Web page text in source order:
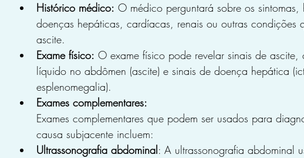
Histórico médico: O médico perguntará sobre os
doenças hepáticas, cardíacas, renais ou outras condições
ascite.
Exame físico: O exame físico pode revelar sinais de ascite,
líquido no abdômen (ascite) e sinais de doença hepática
esplenomegalia).
Exames complementares:
Exames complementares que podem ser usados para
causa subjacente incluem:
Ultrassonografia abdominal: A ultrassonografia abdominal